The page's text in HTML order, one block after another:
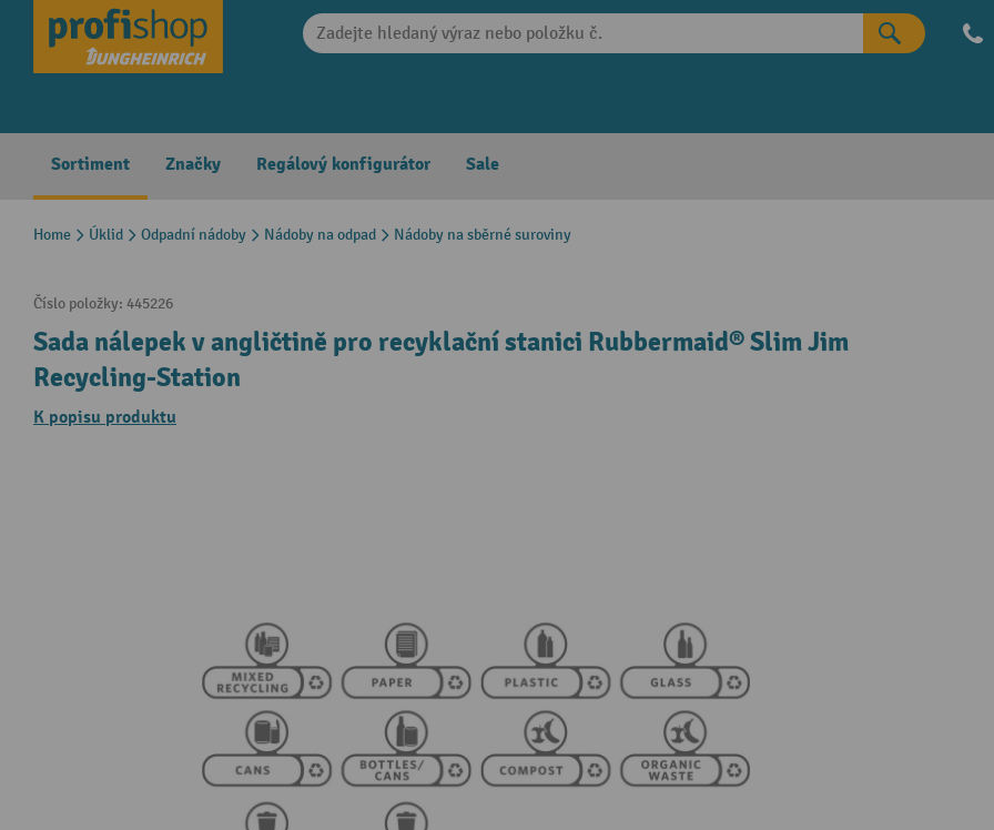
Skip to main navigation
Sortiment Značky Regálový konfigurátor Sale
Home Úklid Odpadní nádoby Nádoby na odpad Nádoby na sběrné suroviny
Číslo položky: 445226
Sada nálepek v angličtině pro recyklační stanici Rubbermaid® Slim Jim
Recycling-Station
K popisu produktu